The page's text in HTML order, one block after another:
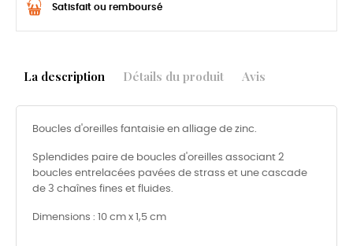
Satisfait ou remboursé
La description Détails du produit Avis
Boucles d'oreilles fantaisie en alliage de zinc.
Splendides paire de boucles d'oreilles associant 2
boucles entrelacées pavées de strass et une cascade
de 3 chaînes fines et fluides.
Dimensions : 10 cm x 1,5 cm